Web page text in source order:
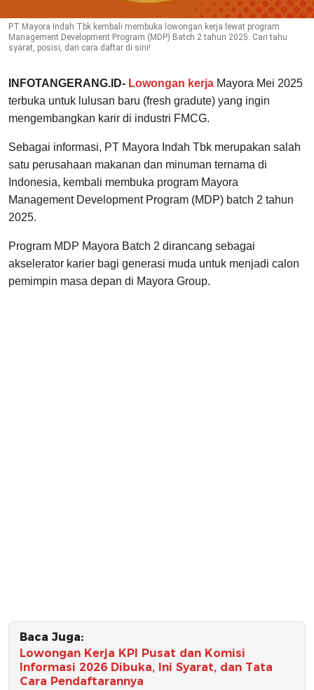
PT Mayora Indah Tbk kembali membuka lowongan kerja lewat program
Management Development Program (MDP) Batch 2 tahun 2025. Cari tahu
syarat, posisi, dan cara daftar di sini!
INFOTANGERANG.ID- Lowongan kerja Mayora Mei 2025
terbuka untuk lulusan baru (fresh gradute) yang ingin
mengembangkan karir di industri FMCG.
Sebagai informasi, PT Mayora Indah Tbk merupakan salah
satu perusahaan makanan dan minuman ternama di
Indonesia, kembali membuka program Mayora
Management Development Program (MDP) batch 2 tahun
2025.
Program MDP Mayora Batch 2 dirancang sebagai
akselerator karier bagi generasi muda untuk menjadi calon
pemimpin masa depan di Mayora Group.
Baca Juga:
Lowongan Kerja KPI Pusat dan Komisi
Informasi 2026 Dibuka, Ini Syarat, dan Tata
Cara Pendaftarannya